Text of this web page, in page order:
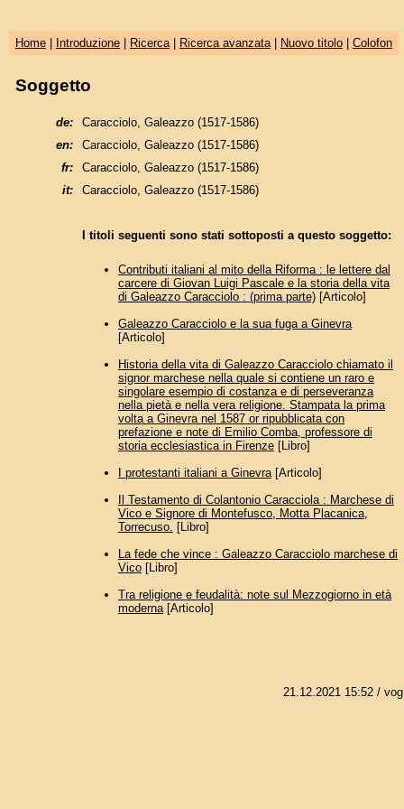
Home| Introduzione| Ricerca| Ricerca avanzata| Nuovo titolo| Colofon
Soggetto
de:
Caracciolo, Galeazzo (1517-1586)
en:
Caracciolo, Galeazzo (1517-1586)
fr:
Caracciolo, Galeazzo (1517-1586)
it:
Caracciolo, Galeazzo (1517-1586)
I titoli seguenti sono stati sottoposti a questo soggetto:
Contributi italiani al mito della Riforma : le lettere dal
carcere di Giovan Luigi Pascale e la storia della vita
di Galeazzo Caracciolo : (prima parte)[Articolo]
Galeazzo Caracciolo e la sua fuga a Ginevra
[Articolo]
Historia della vita di Galeazzo Caracciolo chiamato il
signor marchese nella quale si contiene un raro e
singolare esempio di costanza e di perseveranza
nella pietà e nella vera religione. Stampata la prima
volta a Ginevra nel 1587 or ripubblicata con
prefazione e note di Emilio Comba, professore di
storia ecclesiastica in Firenze[Libro]
I protestanti italiani a Ginevra[Articolo]
Il Testamento di Colantonio Caracciola : Marchese di
Vico e Signore di Montefusco, Motta Placanica,
Torrecuso. [Libro]
La fede che vince : Galeazzo Caracciolo marchese di
Vico[Libro]
Tra religione e feudalità: note sul Mezzogiorno in età
moderna[Articolo]
21.12.2021 15:52/ vog